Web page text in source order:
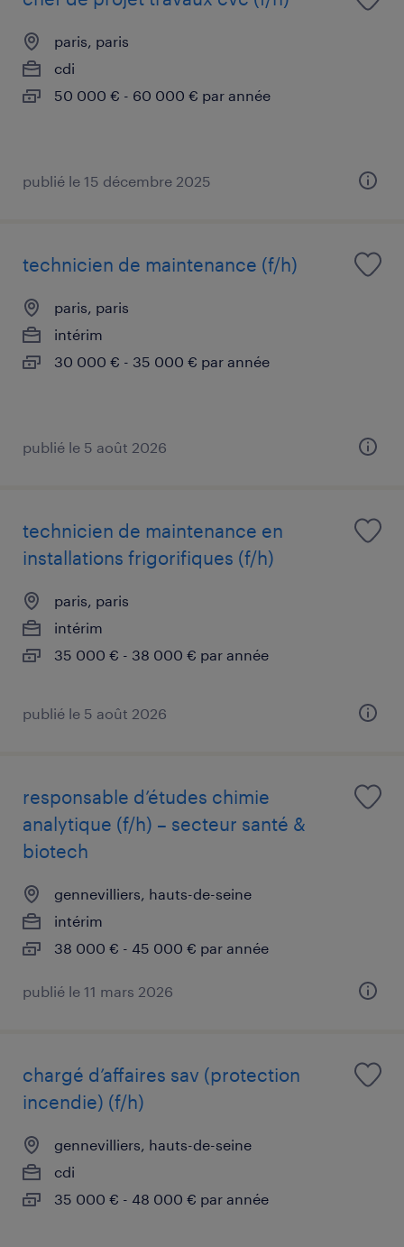
paris, paris
cdi
50 000 € - 60 000 € par année
publié le 15 décembre 2025
technicien de maintenance (f/h)
paris, paris
intérim
30 000 € - 35 000 € par année
publié le 5 août 2026
technicien de maintenance en
installations frigorifiques (f/h)
paris, paris
intérim
35 000 € - 38 000 € par année
publié le 5 août 2026
responsable d’études chimie
analytique (f/h) – secteur santé &
biotech
gennevilliers, hauts-de-seine
intérim
38 000 € - 45 000 € par année
publié le 11 mars 2026
chargé d’affaires sav (protection
incendie) (f/h)
gennevilliers, hauts-de-seine
cdi
35 000 € - 48 000 € par année